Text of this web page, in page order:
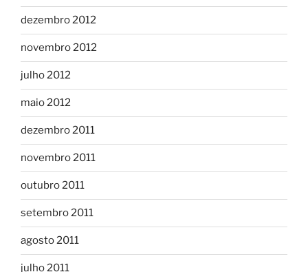
dezembro 2012
novembro 2012
julho 2012
maio 2012
dezembro 2011
novembro 2011
outubro 2011
setembro 2011
agosto 2011
julho 2011